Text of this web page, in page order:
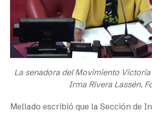
La senadora del Movimiento Victoria
Irma Rivera Lassén.
Mellado escribió que la Sección de